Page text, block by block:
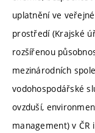
uplatnění ve
prostředí (Krajské
rozšířenou
mezinárodních
vodohospodářské
ovzduší,
management) v